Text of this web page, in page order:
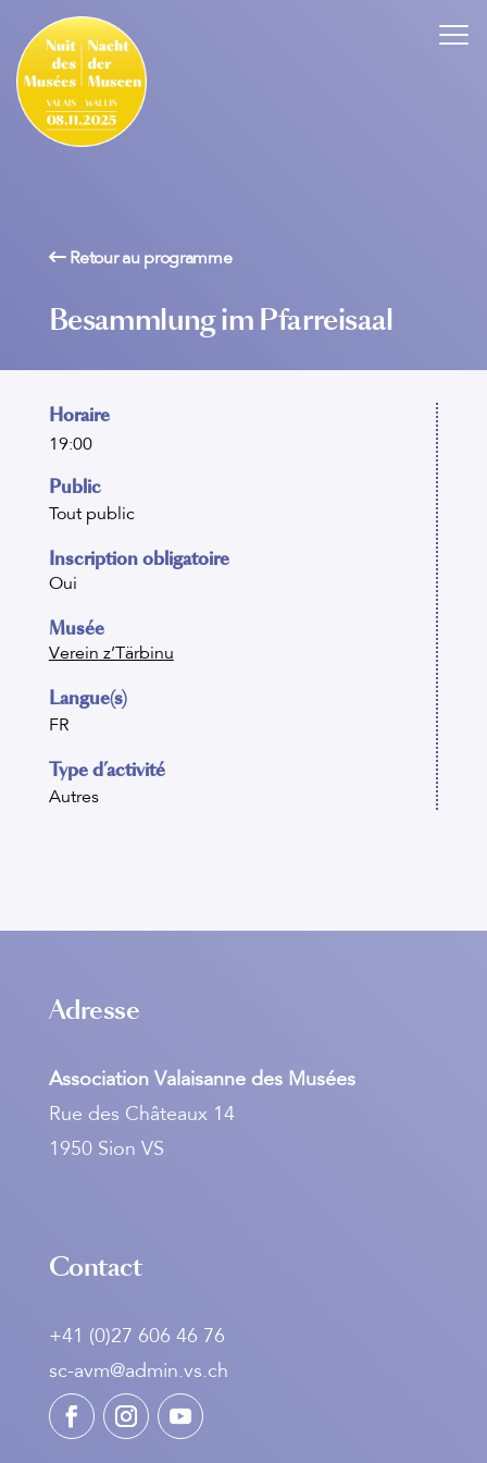
Retour au programme
Besammlung im Pfarreisaal
Horaire
19:00
Public
Tout public
Inscription obligatoire
Oui
Musée
Verein z’Tärbinu
Langue(s)
FR
Type d’activité
Autres
Adresse
Association Valaisanne des Musées
Rue des Châteaux 14
1950 Sion VS
Contact
+41 (0)27 606 46 76
sc-avm@admin.vs.ch